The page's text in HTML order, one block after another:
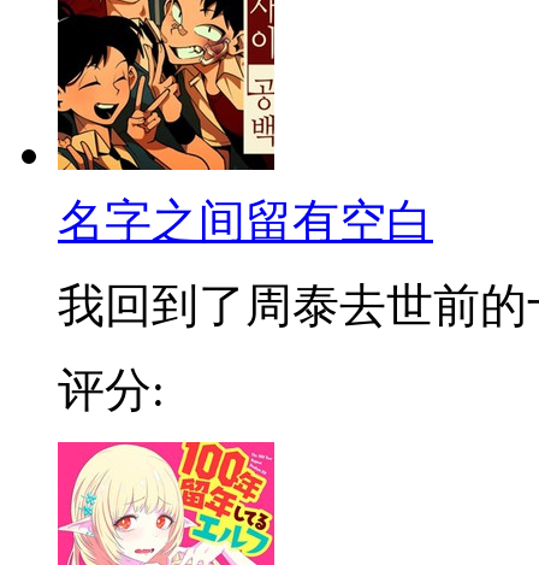
名字之间留有空白
我回到了周泰去世前的
评分: